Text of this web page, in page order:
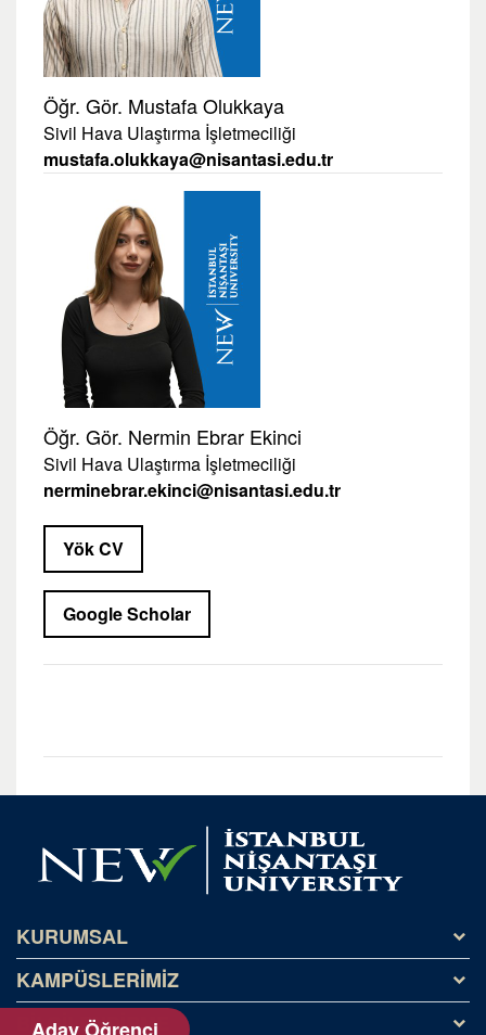
Öğr. Gör. Mustafa Olukkaya
Sivil Hava Ulaştırma İşletmeciliği
mustafa.olukkaya@nisantasi.edu.tr
Öğr. Gör. Nermin Ebrar Ekinci
Sivil Hava Ulaştırma İşletmeciliği
nerminebrar.ekinci@nisantasi.edu.tr
Yök CV
Google Scholar
KURUMSAL
Tarihçe
Misyon ve Vizyon
KAMPÜSLERİMİZ
Kağıthane Kampüsü
BİLGİLENDİRME